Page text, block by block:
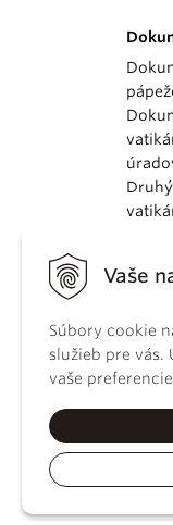
Vaše
Súbory cookie
služieb pre vás.
vaše
Druhý
KBS
práva